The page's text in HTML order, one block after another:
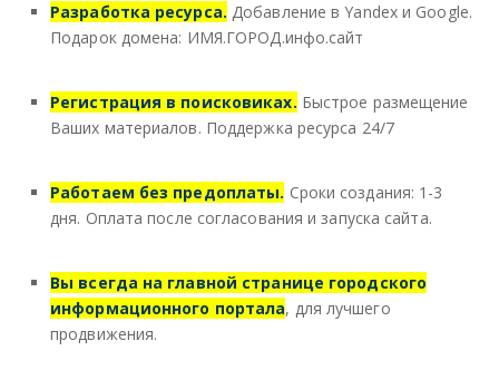
Разработка ресурса. Добавление в Yandex и Google.
Подарок домена: ИМЯ.ГОРОД.инфо.сайт
Регистрация в поисковиках. Быстрое размещение
Ваших материалов. Поддержка ресурса 24/7
Работаем без предоплаты. Сроки создания: 1-3
дня. Оплата после согласования и запуска сайта.
Вы всегда на главной странице городского
информационного портала, для лучшего
продвижения.